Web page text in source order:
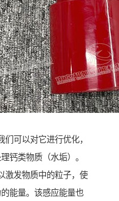
可以对它进行优化，
钙类物质（水垢）。
激发物质中的粒子，使
能量。该感应能量也